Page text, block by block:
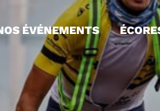
ÉVÉNEMENTS